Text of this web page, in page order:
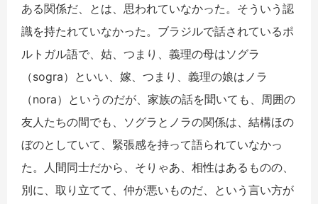
ある関係だ、とは、思われていなかった。そういう認
識を持たれていなかった。ブラジルで話されているポ
ルトガル語で、姑、つまり、義理の母はソグラ
（sogra）といい、嫁、つまり、義理の娘はノラ
（nora）というのだが、家族の話を聞いても、周囲の
友人たちの間でも、ソグラとノラの関係は、結構ほの
ぼのとしていて、緊張感を持って語られていなかっ
た。人間同士だから、そりゃあ、相性はあるものの、
別に、取り立てて、仲が悪いものだ、という言い方が